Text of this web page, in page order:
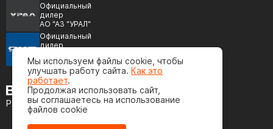
Официальный
дилер
АО "АЗ "УРАЛ"
Официальный
дилер
(ЯМЗ)
Разработка сайта
Мы используем файлы cookie, чтобы
улучшать работу сайта. Как это
работает.
Продолжая использовать сайт,
вы соглашаетесь на использование
файлов cookie